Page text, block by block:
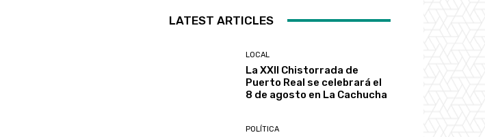
LATEST ARTICLES
LOCAL
La XXII Chistorrada de
Puerto Real se celebrará el
8 de agosto en La Cachucha
POLÍTICA